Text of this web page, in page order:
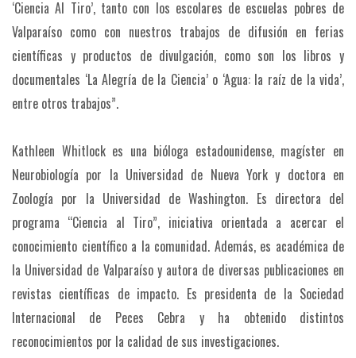
‘Ciencia Al Tiro’, tanto con los escolares de escuelas pobres de
Valparaíso como con nuestros trabajos de difusión en ferias
científicas y productos de divulgación, como son los libros y
documentales ‘La Alegría de la Ciencia’ o ‘Agua: la raíz de la vida’,
entre otros trabajos”.
Kathleen Whitlock es una bióloga estadounidense, magíster en
Neurobiología por la Universidad de Nueva York y doctora en
Zoología por la Universidad de Washington. Es directora del
programa “Ciencia al Tiro”, iniciativa orientada a acercar el
conocimiento científico a la comunidad. Además, es académica de
la Universidad de Valparaíso y autora de diversas publicaciones en
revistas científicas de impacto. Es presidenta de la Sociedad
Internacional de Peces Cebra y ha obtenido distintos
reconocimientos por la calidad de sus investigaciones.